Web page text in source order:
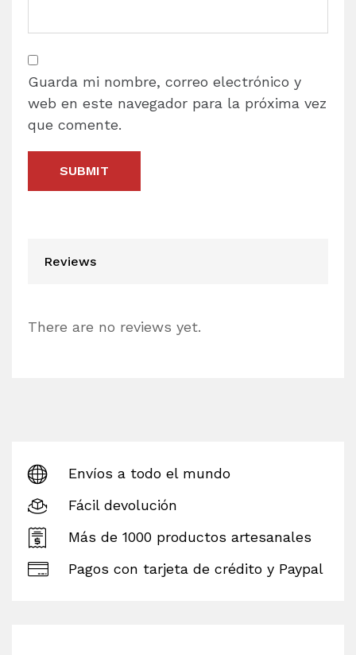
Guarda mi nombre, correo electrónico y
web en este navegador para la próxima vez
que comente.
Reviews
There are no reviews yet.
Envíos a todo el mundo
Fácil devolución
Más de 1000 productos artesanales
Pagos con tarjeta de crédito y Paypal